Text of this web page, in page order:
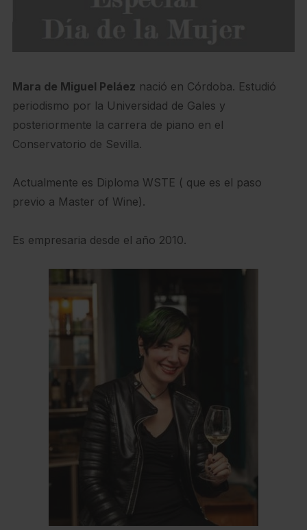
Mara de Miguel Peláez nació en Córdoba. Estudió
periodismo por la Universidad de Gales y
posteriormente la carrera de piano en el
Conservatorio de Sevilla.
Actualmente es Diploma WSTE ( que es el paso
previo a Master of Wine).
Es empresaria desde el año 2010.